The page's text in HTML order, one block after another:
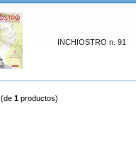
INCHIOSTRO n. 91
(de 1 productos)